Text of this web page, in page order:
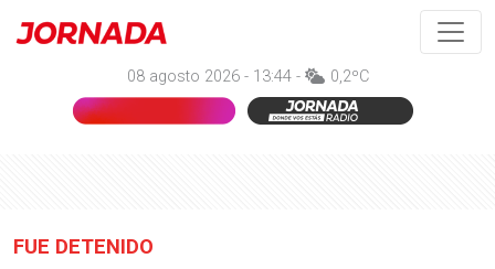
08 agosto 2026 - 13:44 - 0,2ºC
FUE DETENIDO